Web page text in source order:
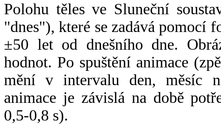
Polohu těles ve Sluneční
"dnes"), které se zadává pomocí
±50 let od dnešního dne.
hodnot. Po spuštění animace
mění v intervalu den, měsíc
animace je závislá na době
0,5-0,8 s).